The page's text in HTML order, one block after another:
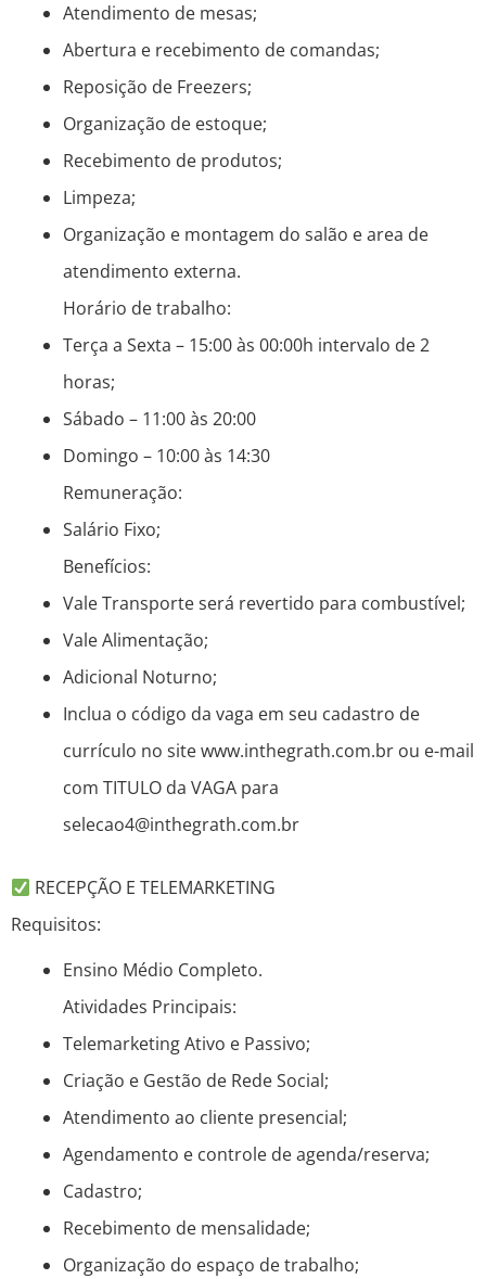
Atendimento de mesas;
Abertura e recebimento de comandas;
Reposição de Freezers;
Organização de estoque;
Recebimento de produtos;
Limpeza;
Organização e montagem do salão e area de
atendimento externa.
Horário de trabalho:
Terça a Sexta – 15:00 às 00:00h intervalo de 2
horas;
Sábado – 11:00 às 20:00
Domingo – 10:00 às 14:30
Remuneração:
Salário Fixo;
Benefícios:
Vale Transporte será revertido para combustível;
Vale Alimentação;
Adicional Noturno;
Inclua o código da vaga em seu cadastro de
currículo no site www.inthegrath.com.br ou e-mail
com TITULO da VAGA para
selecao4@inthegrath.com.br
RECEPÇÃO E TELEMARKETING
Requisitos:
Ensino Médio Completo.
Atividades Principais:
Telemarketing Ativo e Passivo;
Criação e Gestão de Rede Social;
Atendimento ao cliente presencial;
Agendamento e controle de agenda/reserva;
Cadastro;
Recebimento de mensalidade;
Organização do espaço de trabalho;